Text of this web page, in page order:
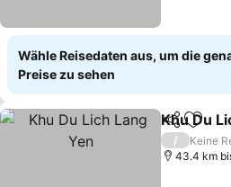
Wähle Reisedaten aus, um die
Preise zu sehen
TeilenZu
Khu Du
/
Keine
43.4 km